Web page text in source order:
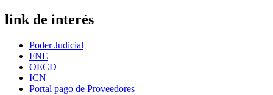
link de interés
Poder Judicial
FNE
OECD
ICN
Portal pago de Proveedores